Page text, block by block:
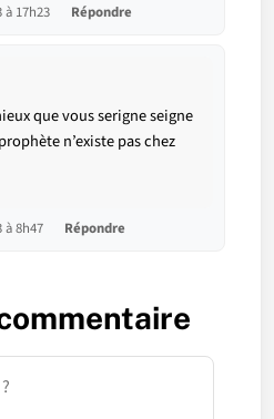
à 17h23 Répondre
que vous serigne seigne
n’existe pas chez
à 8h47 Répondre